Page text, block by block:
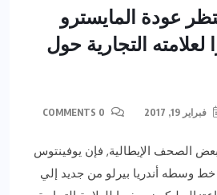
عودة المايسترو
التجارية حول
فبراير 19, 2017
الصحف الإيطالية, فإن يوفينتوس
خط وسطه أندريا بيرلو من جديد إلي